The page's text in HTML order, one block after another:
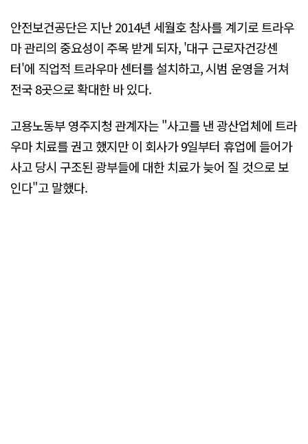
안전보건공단은 지난 2014년 세월호 참사를 계기로 트라우
마 관리의 중요성이 주목 받게 되자, '대구 근로자건강센
터'에 직업적 트라우마 센터를 설치하고, 시범 운영을 거쳐
전국 8곳으로 확대한 바 있다.
고용노동부 영주지청 관계자는 "사고를 낸 광산업체에 트라
우마 치료를 권고 했지만 이 회사가 9일부터 휴업에 들어가
사고 당시 구조된 광부들에 대한 치료가 늦어 질 것으로 보
인다"고 말했다.